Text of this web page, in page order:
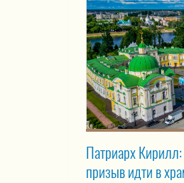
Патриарх
призыв идти в